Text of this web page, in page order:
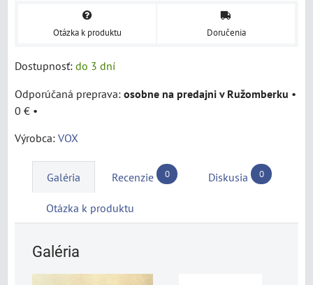
Otázka k produktu Doručenia
Dostupnosť: do 3 dní
osobne na predajni v Ružomberku •
0 € •
Výrobca: VOX
Galéria Recenzie 0 Diskusia 0
Otázka k produktu
Galéria